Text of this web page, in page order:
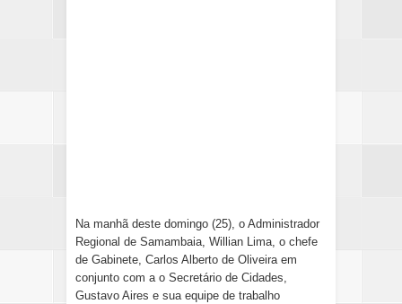
Na manhã deste domingo (25), o Administrador
Regional de Samambaia, Willian Lima, o chefe
de Gabinete, Carlos Alberto de Oliveira em
conjunto com a o Secretário de Cidades,
Gustavo Aires e sua equipe de trabalho